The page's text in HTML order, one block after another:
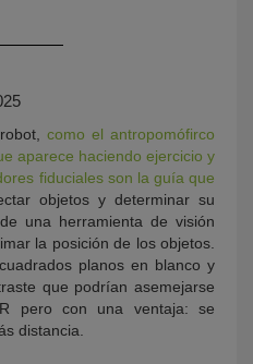
como el antropomófirco
aparece haciendo ejercicio y
fiduciales son la guía que
objetos y determinar su
una herramienta de visión
la posición de los objetos.
planos en blanco y
que podrían asemejarse
pero con una ventaja: se
distancia.